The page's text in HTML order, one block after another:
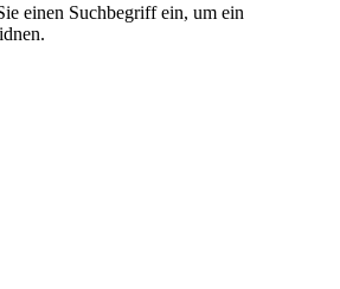
einen Suchbegriff ein, um ein